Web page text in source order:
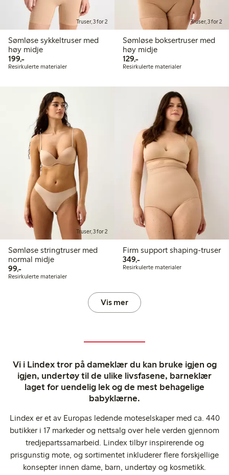
Truser, 3 for 2
Sømløse sykkeltruser med
høy midje
199,-199,00 kr
Resirkulerte materialer
Truser, 3 for 2
Sømløse boksertruser med
høy midje
129,-129,00 kr
Resirkulerte materialer
Truser, 3 for 2
Sømløse stringtruser med
normal midje
99,-99,00 kr
Resirkulerte materialer
Firm support shaping-truser
349,-349,00 kr
Resirkulerte materialer
Vis mer
Vi i Lindex tror på dameklær du kan bruke igjen og
igjen, undertøy til de ulike livsfasene, barneklær
laget for uendelig lek og de mest behagelige
babyklærne.
Lindex er et av Europas ledende moteselskaper med ca. 440
butikker i 17 markeder og nettsalg over hele verden gjennom
tredjepartssamarbeid. Lindex tilbyr inspirerende og
prisgunstig mote, og sortimentet inkluderer flere forskjellige
konsepter innen dame, barn, undertøy og kosmetikk.